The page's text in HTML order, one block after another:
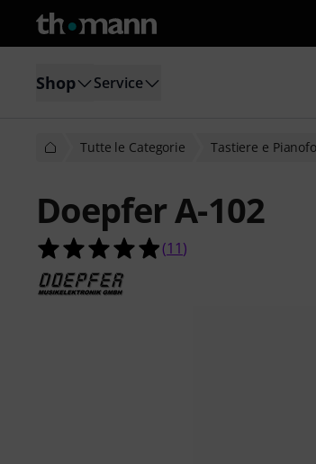
Shop Service
Tutte le Categorie Tastiere e
Doepfer A-102
4.9 su 5 stelle su 11
(11)